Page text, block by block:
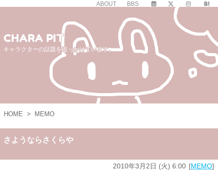
ABOUT BBS
CHARA PIT
キャラクターの話題を追っかけています。
HOME > MEMO
さようならさくらや
2010年3月2日 (火) 6:00 MEMO